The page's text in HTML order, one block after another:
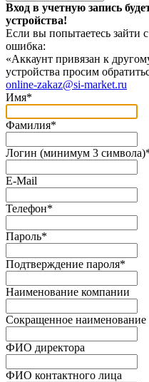
Вход в учетную запись
устройства!
Если вы попытаетесь зайти
ошибка:
«Аккаунт привязан к
устройства просим
online-zakaz@si-market.ru
Имя*
Фамилия*
Логин (минимум 3 символа)
E-Mail
Телефон*
Пароль*
Подтверждение пароля*
Наименование компании
Сокращенное наименование
ФИО директора
ФИО контактного лица